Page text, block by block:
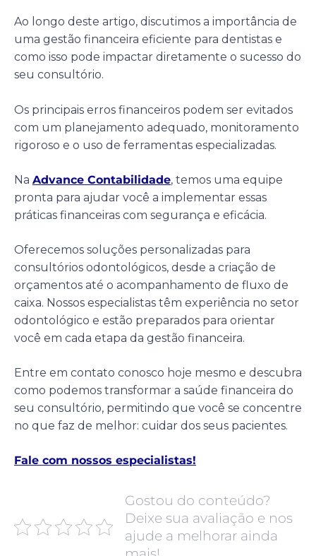
Ao longo deste artigo, discutimos a importância de
uma gestão financeira eficiente para dentistas e
como isso pode impactar diretamente o sucesso do
seu consultório.
Os principais erros financeiros podem ser evitados
com um planejamento adequado, monitoramento
rigoroso e o uso de ferramentas especializadas.
Na Advance Contabilidade, temos uma equipe
pronta para ajudar você a implementar essas
práticas financeiras com segurança e eficácia.
Oferecemos soluções personalizadas para
consultórios odontológicos, desde a criação de
orçamentos até o acompanhamento de fluxo de
caixa. Nossos especialistas têm experiência no setor
odontológico e estão preparados para orientar
você em cada etapa da gestão financeira.
Entre em contato conosco hoje mesmo e descubra
como podemos transformar a saúde financeira do
seu consultório, permitindo que você se concentre
no que faz de melhor: cuidar dos seus pacientes.
Fale com nossos especialistas!
Gostou do conteúdo?
Deixe sua avaliação e nos
ajude a melhorar ainda